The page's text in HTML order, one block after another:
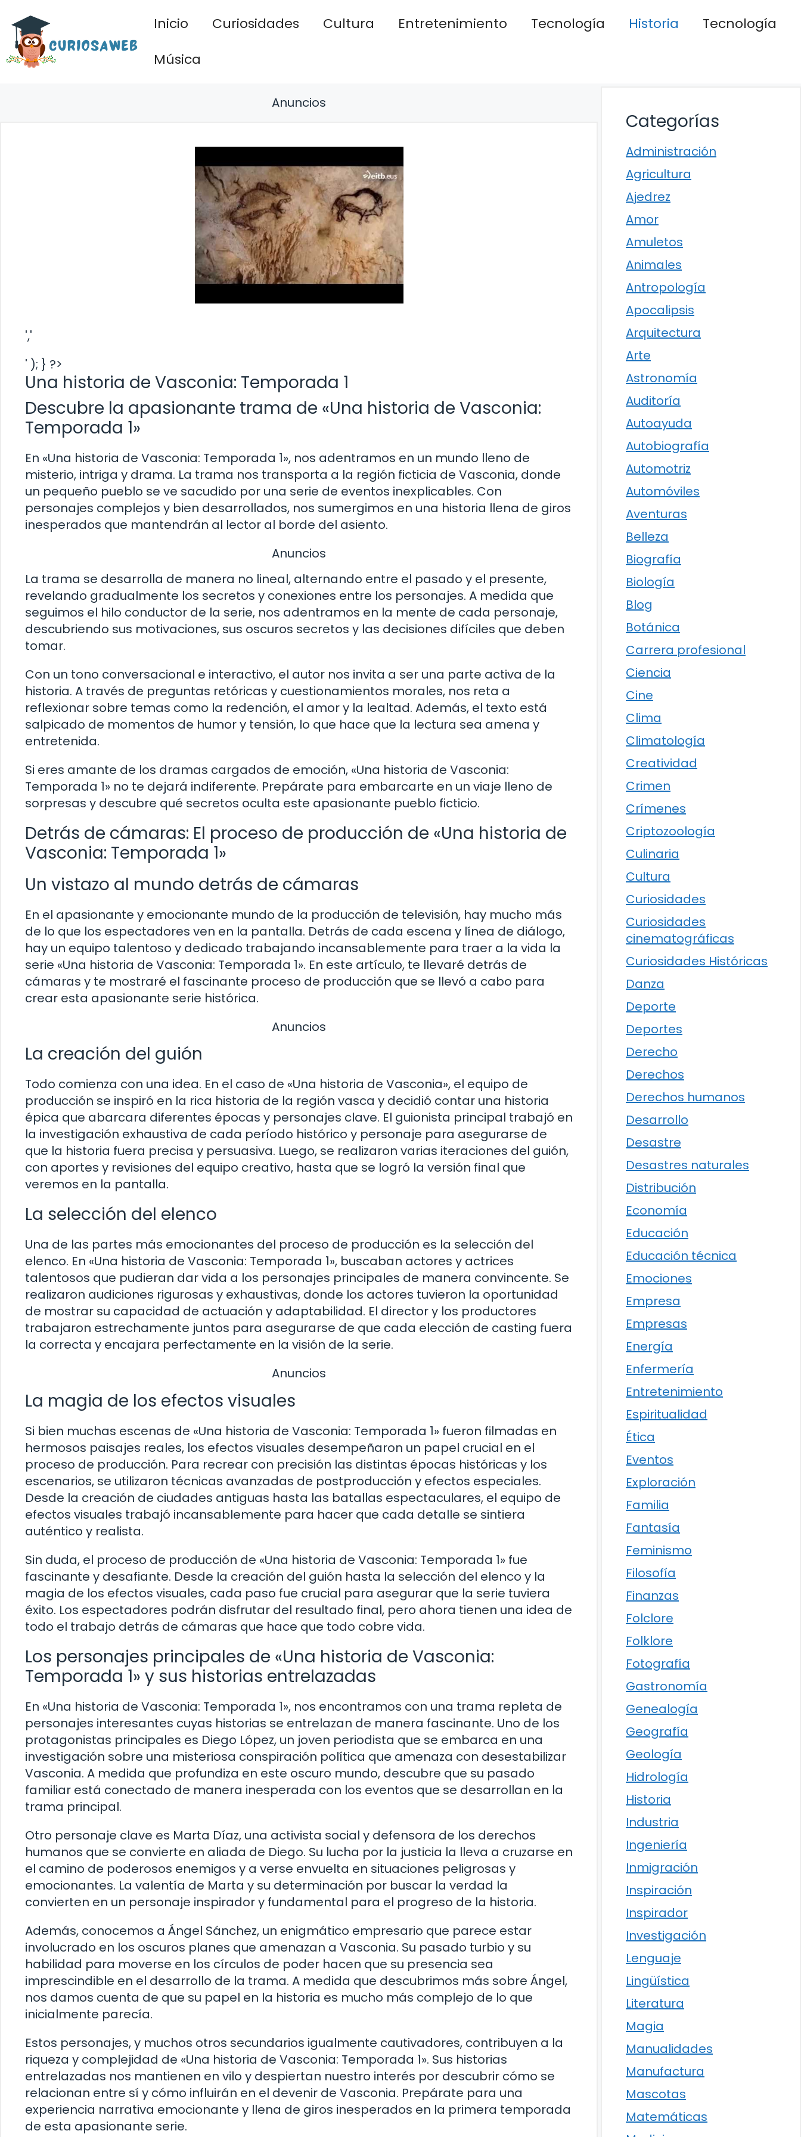
contenido
Inicio Curiosidades Cultura Entretenimiento Tecnología Historia
Tecnología
Música
Anuncios
','
' ); } ?>
Una historia de Vasconia: Temporada 1
Descubre la apasionante trama de «Una historia de Vasconia:
Temporada 1»
En «Una historia de Vasconia: Temporada 1», nos adentramos en un mundo lleno de
misterio, intriga y drama. La trama nos transporta a la región ficticia de Vasconia, donde
un pequeño pueblo se ve sacudido por una serie de eventos inexplicables. Con
personajes complejos y bien desarrollados, nos sumergimos en una historia llena de giros
inesperados que mantendrán al lector al borde del asiento.
Anuncios
La trama se desarrolla de manera no lineal, alternando entre el pasado y el presente,
revelando gradualmente los secretos y conexiones entre los personajes. A medida que
seguimos el hilo conductor de la serie, nos adentramos en la mente de cada personaje,
descubriendo sus motivaciones, sus oscuros secretos y las decisiones difíciles que deben
tomar.
Con un tono conversacional e interactivo, el autor nos invita a ser una parte activa de la
historia. A través de preguntas retóricas y cuestionamientos morales, nos reta a
reflexionar sobre temas como la redención, el amor y la lealtad. Además, el texto está
salpicado de momentos de humor y tensión, lo que hace que la lectura sea amena y
entretenida.
Si eres amante de los dramas cargados de emoción, «Una historia de Vasconia:
Temporada 1» no te dejará indiferente. Prepárate para embarcarte en un viaje lleno de
sorpresas y descubre qué secretos oculta este apasionante pueblo ficticio.
Detrás de cámaras: El proceso de producción de «Una historia de
Vasconia: Temporada 1»
Un vistazo al mundo detrás de cámaras
En el apasionante y emocionante mundo de la producción de televisión, hay mucho más
de lo que los espectadores ven en la pantalla. Detrás de cada escena y línea de diálogo,
hay un equipo talentoso y dedicado trabajando incansablemente para traer a la vida la
serie «Una historia de Vasconia: Temporada 1». En este artículo, te llevaré detrás de
cámaras y te mostraré el fascinante proceso de producción que se llevó a cabo para
crear esta apasionante serie histórica.
Anuncios
La creación del guión
Todo comienza con una idea. En el caso de «Una historia de Vasconia», el equipo de
producción se inspiró en la rica historia de la región vasca y decidió contar una historia
épica que abarcara diferentes épocas y personajes clave. El guionista principal trabajó en
la investigación exhaustiva de cada período histórico y personaje para asegurarse de
que la historia fuera precisa y persuasiva. Luego, se realizaron varias iteraciones del guión,
con aportes y revisiones del equipo creativo, hasta que se logró la versión final que
veremos en la pantalla.
La selección del elenco
Una de las partes más emocionantes del proceso de producción es la selección del
elenco. En «Una historia de Vasconia: Temporada 1», buscaban actores y actrices
talentosos que pudieran dar vida a los personajes principales de manera convincente. Se
realizaron audiciones rigurosas y exhaustivas, donde los actores tuvieron la oportunidad
de mostrar su capacidad de actuación y adaptabilidad. El director y los productores
trabajaron estrechamente juntos para asegurarse de que cada elección de casting fuera
la correcta y encajara perfectamente en la visión de la serie.
Anuncios
La magia de los efectos visuales
Si bien muchas escenas de «Una historia de Vasconia: Temporada 1» fueron filmadas en
hermosos paisajes reales, los efectos visuales desempeñaron un papel crucial en el
proceso de producción. Para recrear con precisión las distintas épocas históricas y los
escenarios, se utilizaron técnicas avanzadas de postproducción y efectos especiales.
Desde la creación de ciudades antiguas hasta las batallas espectaculares, el equipo de
efectos visuales trabajó incansablemente para hacer que cada detalle se sintiera
auténtico y realista.
Sin duda, el proceso de producción de «Una historia de Vasconia: Temporada 1» fue
fascinante y desafiante. Desde la creación del guión hasta la selección del elenco y la
magia de los efectos visuales, cada paso fue crucial para asegurar que la serie tuviera
éxito. Los espectadores podrán disfrutar del resultado final, pero ahora tienen una idea de
todo el trabajo detrás de cámaras que hace que todo cobre vida.
Los personajes principales de «Una historia de Vasconia:
Temporada 1» y sus historias entrelazadas
En «Una historia de Vasconia: Temporada 1», nos encontramos con una trama repleta de
personajes interesantes cuyas historias se entrelazan de manera fascinante. Uno de los
protagonistas principales es Diego López, un joven periodista que se embarca en una
investigación sobre una misteriosa conspiración política que amenaza con desestabilizar
Vasconia. A medida que profundiza en este oscuro mundo, descubre que su pasado
familiar está conectado de manera inesperada con los eventos que se desarrollan en la
trama principal.
Otro personaje clave es Marta Díaz, una activista social y defensora de los derechos
humanos que se convierte en aliada de Diego. Su lucha por la justicia la lleva a cruzarse en
el camino de poderosos enemigos y a verse envuelta en situaciones peligrosas y
emocionantes. La valentía de Marta y su determinación por buscar la verdad la
convierten en un personaje inspirador y fundamental para el progreso de la historia.
Además, conocemos a Ángel Sánchez, un enigmático empresario que parece estar
involucrado en los oscuros planes que amenazan a Vasconia. Su pasado turbio y su
habilidad para moverse en los círculos de poder hacen que su presencia sea
imprescindible en el desarrollo de la trama. A medida que descubrimos más sobre Ángel,
nos damos cuenta de que su papel en la historia es mucho más complejo de lo que
inicialmente parecía.
Estos personajes, y muchos otros secundarios igualmente cautivadores, contribuyen a la
riqueza y complejidad de «Una historia de Vasconia: Temporada 1». Sus historias
entrelazadas nos mantienen en vilo y despiertan nuestro interés por descubrir cómo se
relacionan entre sí y cómo influirán en el devenir de Vasconia. Prepárate para una
experiencia narrativa emocionante y llena de giros inesperados en la primera temporada
de esta apasionante serie.
Categorías
Administración
Agricultura
Ajedrez
Amor
Amuletos
Animales
Antropología
Apocalipsis
Arquitectura
Arte
Astronomía
Auditoría
Autoayuda
Autobiografía
Automotriz
Automóviles
Aventuras
Belleza
Biografía
Biología
Blog
Botánica
Carrera profesional
Ciencia
Cine
Clima
Climatología
Creatividad
Crimen
Crímenes
Criptozoología
Culinaria
Cultura
Curiosidades
Curiosidades
cinematográficas
Curiosidades Históricas
Danza
Deporte
Deportes
Derecho
Derechos
Derechos humanos
Desarrollo
Desastre
Desastres naturales
Distribución
Economía
Educación
Educación técnica
Emociones
Empresa
Empresas
Energía
Enfermería
Entretenimiento
Espiritualidad
Ética
Eventos
Exploración
Familia
Fantasía
Feminismo
Filosofía
Finanzas
Folclore
Folklore
Fotografía
Gastronomía
Genealogía
Geografía
Geología
Hidrología
Historia
Industria
Ingeniería
Inmigración
Inspiración
Inspirador
Investigación
Lenguaje
Lingüística
Literatura
Magia
Manualidades
Manufactura
Mascotas
Matemáticas